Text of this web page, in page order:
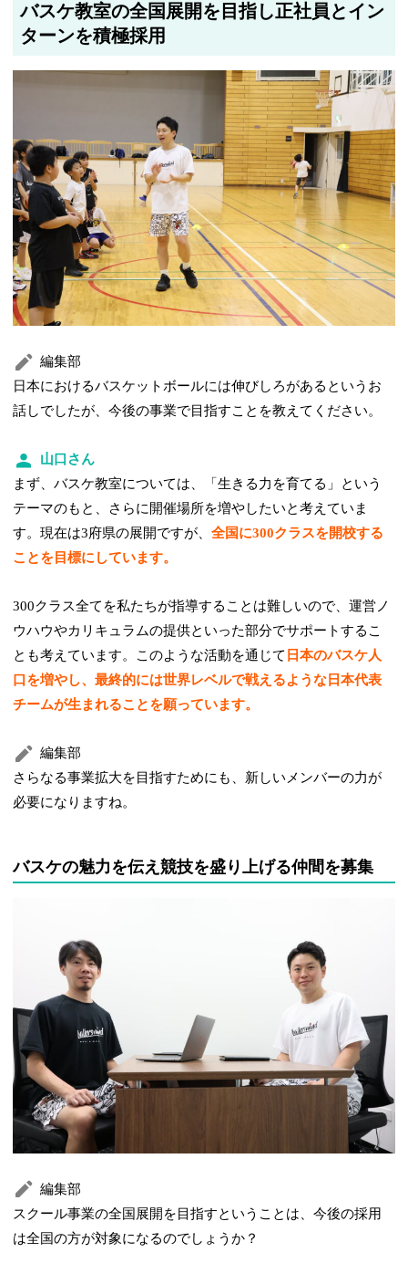
バスケ教室の全国展開を目指し正社員とイン
ターンを積極採用
編集部
日本におけるバスケットボールには伸びしろがあるというお
話しでしたが、今後の事業で目指すことを教えてください。
山口さん
まず、バスケ教室については、「生きる力を育てる」という
テーマのもと、さらに開催場所を増やしたいと考えていま
す。現在は3府県の展開ですが、全国に300クラスを開校する
ことを目標にしています。
300クラス全てを私たちが指導することは難しいので、運営ノ
ウハウやカリキュラムの提供といった部分でサポートするこ
とも考えています。このような活動を通じて 日本のバスケ人
口を増やし、最終的には世界レベルで戦えるような日本代表
チームが生まれることを願っています。
編集部
さらなる事業拡大を目指すためにも、新しいメンバーの力が
必要になりますね。
バスケの魅力を伝え競技を盛り上げる仲間を募集
編集部
スクール事業の全国展開を目指すということは、今後の採用
は全国の方が対象になるのでしょうか？